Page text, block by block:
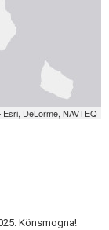
DeLorme, NAVTEQ
Könsmogna!